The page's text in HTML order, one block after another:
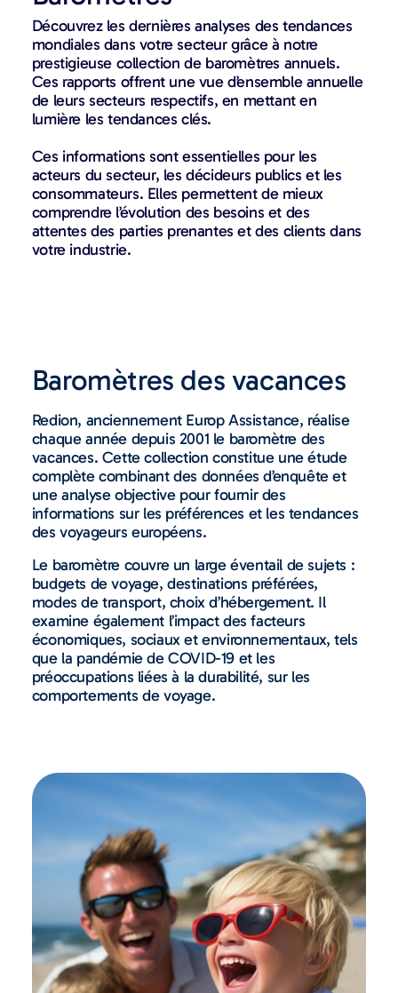
Découvrez les dernières analyses des tendances
mondiales dans votre secteur grâce à notre
prestigieuse collection de baromètres annuels.
Ces rapports offrent une vue d’ensemble annuelle
de leurs secteurs respectifs, en mettant en
lumière les tendances clés.
Ces informations sont essentielles pour les
acteurs du secteur, les décideurs publics et les
consommateurs. Elles permettent de mieux
comprendre l’évolution des besoins et des
attentes des parties prenantes et des clients dans
votre industrie.
Baromètres des vacances
Redion, anciennement Europ Assistance, réalise
chaque année depuis 2001 le baromètre des
vacances. Cette collection constitue une étude
complète combinant des données d’enquête et
une analyse objective pour fournir des
informations sur les préférences et les tendances
des voyageurs européens.
Le baromètre couvre un large éventail de sujets :
budgets de voyage, destinations préférées,
modes de transport, choix d’hébergement. Il
examine également l’impact des facteurs
économiques, sociaux et environnementaux, tels
que la pandémie de COVID-19 et les
préoccupations liées à la durabilité, sur les
comportements de voyage.